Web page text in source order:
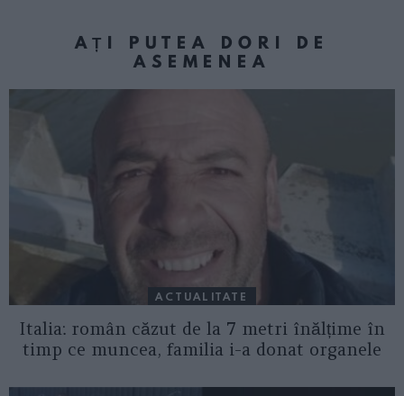
AȚI PUTEA DORI DE
ASEMENEA
ACTUALITATE
Italia: român căzut de la 7 metri înălțime în
timp ce muncea, familia i-a donat organele